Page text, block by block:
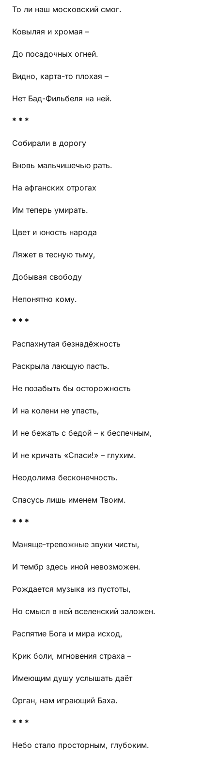
То ли наш московский смог.
Ковыляя и хромая –
До посадочных огней.
Видно, карта-то плохая –
Нет Бад-Фильбеля на ней.
* * *
Собирали в дорогу
Вновь мальчишечью рать.
На афганских отрогах
Им теперь умирать.
Цвет и юность народа
Ляжет в тесную тьму,
Добывая свободу
Непонятно кому.
* * *
Распахнутая безнадёжность
Раскрыла лающую пасть.
Не позабыть бы осторожность
И на колени не упасть,
И не бежать с бедой – к беспечным,
И не кричать «Спаси!» – глухим.
Неодолима бесконечность.
Спасусь лишь именем Твоим.
* * *
Маняще-тревожные звуки чисты,
И тембр здесь иной невозможен.
Рождается музыка из пустоты,
Но смысл в ней вселенский заложен.
Распятие Бога и мира исход,
Крик боли, мгновения страха –
Имеющим душу услышать даёт
Орган, нам играющий Баха.
* * *
Небо стало просторным, глубоким.